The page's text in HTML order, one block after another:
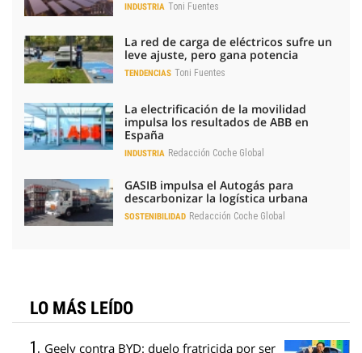
INDUSTRIA Toni Fuentes
La red de carga de eléctricos sufre un
leve ajuste, pero gana potencia
TENDENCIAS Toni Fuentes
La electrificación de la movilidad
impulsa los resultados de ABB en
España
INDUSTRIA Redacción Coche Global
GASIB impulsa el Autogás para
descarbonizar la logística urbana
SOSTENIBILIDAD Redacción Coche Global
LO MÁS LEÍDO
Geely contra BYD: duelo fratricida por ser